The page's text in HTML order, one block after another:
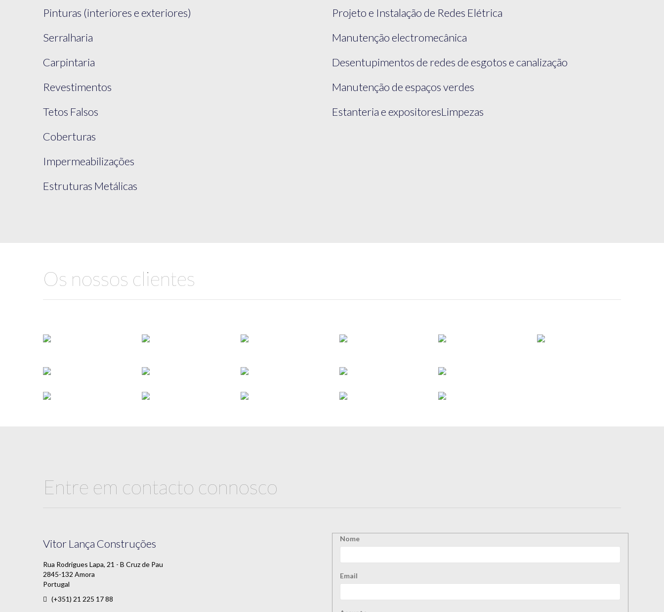
Pinturas (interiores e exteriores)
Serralharia
Carpintaria
Revestimentos
Tetos Falsos
Coberturas
Impermeabilizações
Estruturas Metálicas
Projeto e Instalação de Redes Elétrica
Manutenção electromecânica
Desentupimentos de redes de esgotos e canalização
Manutenção de espaços verdes
Estanteria e expositoresLimpezas
Os nossos clientes
Entre em contacto connosco
Vitor Lança Construções
Rua Rodrigues Lapa, 21 - B Cruz de Pau
2845-132 Amora
Portugal
(+351) 21 225 17 88
Nome
Email